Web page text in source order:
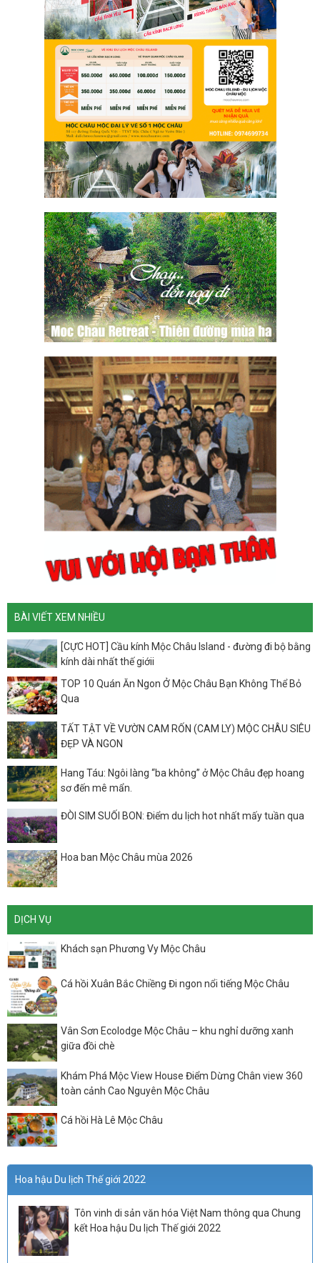
BÀI VIẾT XEM NHIỀU
[CỰC HOT] Cầu kính Mộc Châu Island - đường đi bộ bằng
kính dài nhất thế giớii
TOP 10 Quán Ăn Ngon Ở Mộc Châu Bạn Không Thể Bỏ
Qua
TẤT TẬT VỀ VƯỜN CAM RỐN (CAM LY) MỘC CHÂU SIÊU
ĐẸP VÀ NGON
Hang Táu: Ngôi làng “ba không” ở Mộc Châu đẹp hoang
sơ đến mê mẩn.
ĐÒI SIM SUỐI BON: Điểm du lịch hot nhất mấy tuần qua
Hoa ban Mộc Châu mùa 2026
DỊCH VỤ
Khách sạn Phương Vy Mộc Châu
Cá hồi Xuân Bắc Chiềng Đi ngon nổi tiếng Mộc Châu
Vân Sơn Ecolodge Mộc Châu – khu nghỉ dưỡng xanh
giữa đồi chè
Khám Phá Mộc View House Điểm Dừng Chân view 360
toàn cảnh Cao Nguyên Mộc Châu
Cá hồi Hà Lê Mộc Châu
Hoa hậu Du lịch Thế giới 2022
Tôn vinh di sản văn hóa Việt Nam thông qua Chung
kết Hoa hậu Du lịch Thế giới 2022